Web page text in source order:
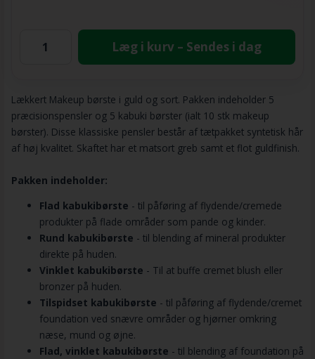
Læg i kurv – Sendes i dag
Lækkert Makeup børste i guld og sort. Pakken indeholder 5
præcisionspensler og 5 kabuki børster (ialt 10 stk makeup
børster). Disse klassiske pensler består af tætpakket syntetisk hår
af høj kvalitet. Skaftet har et matsort greb samt et flot guldfinish.
Pakken indeholder:
Flad kabukibørste - til påføring af flydende/cremede
produkter på flade områder som pande og kinder.
Rund kabukibørste - til blending af mineral produkter
direkte på huden.
Vinklet kabukibørste - Til at buffe cremet blush eller
bronzer på huden.
Tilspidset kabukibørste - til påføring af flydende/cremet
foundation ved snævre områder og hjørner omkring
næse, mund og øjne.
Flad, vinklet kabukibørste - til blending af foundation på